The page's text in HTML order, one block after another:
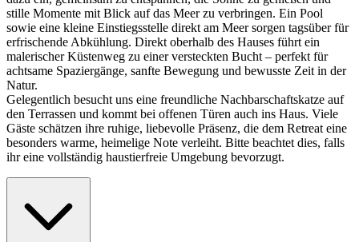
stille Momente mit Blick auf das Meer zu verbringen. Ein Pool
sowie eine kleine Einstiegsstelle direkt am Meer sorgen tagsüber für
erfrischende Abkühlung. Direkt oberhalb des Hauses führt ein
malerischer Küstenweg zu einer versteckten Bucht – perfekt für
achtsame Spaziergänge, sanfte Bewegung und bewusste Zeit in der
Natur.
Gelegentlich besucht uns eine freundliche Nachbarschaftskatze auf
den Terrassen und kommt bei offenen Türen auch ins Haus. Viele
Gäste schätzen ihre ruhige, liebevolle Präsenz, die dem Retreat eine
besonders warme, heimelige Note verleiht. Bitte beachtet dies, falls
ihr eine vollständig haustierfreie Umgebung bevorzugt.